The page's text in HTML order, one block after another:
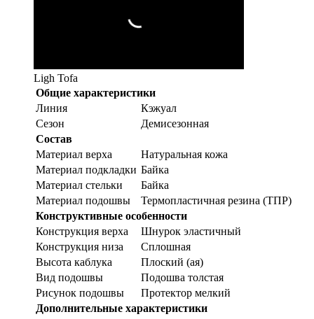
Ligh Tofa
Общие характеристики
Линия
Кэжуал
Сезон
Демисезонная
Состав
Материал верха
Натуральная кожа
Материал подкладки Байка
Материал стельки
Байка
Материал подошвы
Термопластичная резина (ТПР)
Конструктивные особенности
Конструкция верха
Шнурок эластичный
Конструкция низа
Сплошная
Высота каблука
Плоский (ая)
Вид подошвы
Подошва толстая
Рисунок подошвы
Протектор мелкий
Дополнительные характеристики